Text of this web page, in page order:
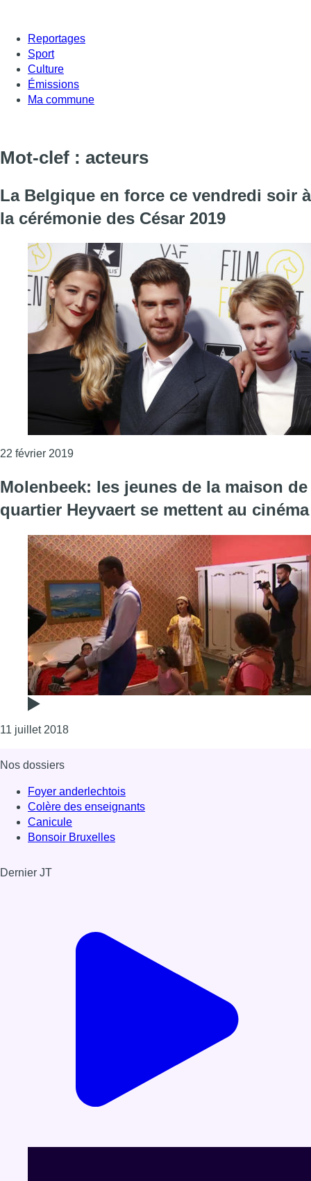
Reportages
Sport
Culture
Émissions
Ma commune
Mot-clef : acteurs
La Belgique en force ce vendredi soir à
la cérémonie des César 2019
22 février 2019Consulter l'article "La Belgique en force ce
Molenbeek: les jeunes de la maison de
quartier Heyvaert se mettent au cinéma
11 juillet 2018Consulter l'article "Molenbeek: les jeunes de la
Nos dossiers
Foyer anderlechtois
Colère des enseignants
Canicule
Bonsoir Bruxelles
Dernier JT